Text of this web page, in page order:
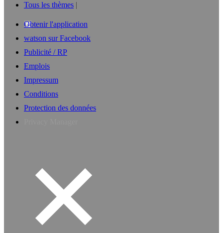
Tous les thèmes
Obtenir l'application
watson sur Facebook
Publicité / RP
Emplois
Impressum
Conditions
Protection des données